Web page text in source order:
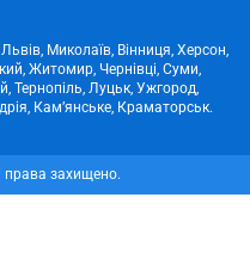
Миколаїв, Вінниця, Херсон,
Житомир, Чернівці, Суми,
Тернопіль, Луцьк, Ужгород,
Кам’янське, Краматорськ.
права захищено.